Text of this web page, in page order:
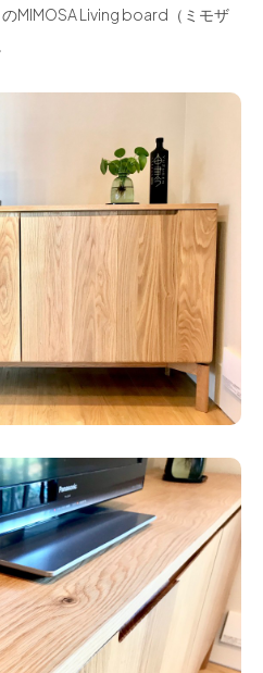
MIMOSA Living board（ミモザ